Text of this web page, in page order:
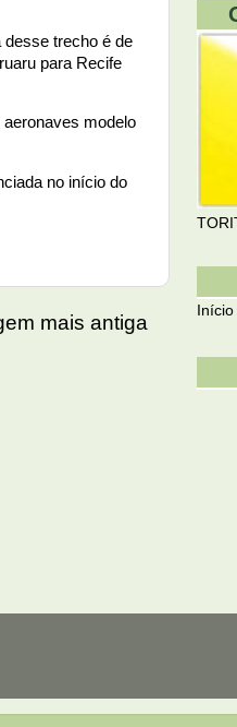
desse trecho é de
para Recife
modelo
no início do
mais antiga
Início